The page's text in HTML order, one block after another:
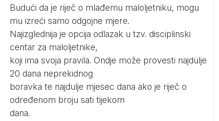
Budući da je riječ o mlađemu maloljetniku, mogu
mu izreći samo odgojne mjere.
Najizglednija je opcija odlazak u tzv. disciplinski
centar za maloljetnike,
koji ima svoja pravila. Ondje može provesti najdulje
20 dana neprekidnog
boravka te najdulje mjesec dana ako je riječ o
određenom broju sati tijekom
dana.